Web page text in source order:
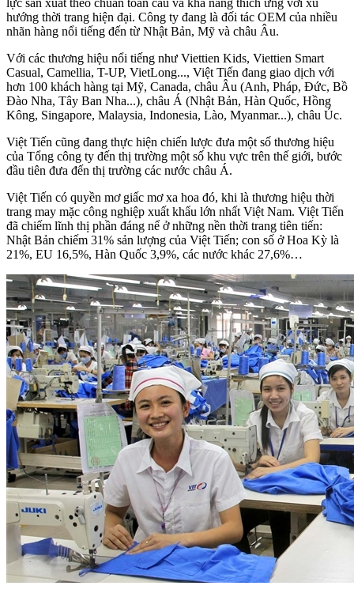
lực sản xuất theo chuẩn toàn cầu và khả năng thích ứng với xu
hướng thời trang hiện đại. Công ty đang là đối tác OEM của nhiều
nhãn hàng nổi tiếng đến từ Nhật Bản, Mỹ và châu Âu.
Với các thương hiệu nổi tiếng như Viettien Kids, Viettien Smart
Casual, Camellia, T-UP, VietLong..., Việt Tiến đang giao dịch với
hơn 100 khách hàng tại Mỹ, Canada, châu Âu (Anh, Pháp, Đức, Bồ
Đào Nha, Tây Ban Nha...), châu Á (Nhật Bản, Hàn Quốc, Hồng
Kông, Singapore, Malaysia, Indonesia, Lào, Myanmar...), châu Úc.
Việt Tiến cũng đang thực hiện chiến lược đưa một số thương hiệu
của Tổng công ty đến thị trường một số khu vực trên thế giới, bước
đầu tiên đưa đến thị trường các nước châu Á.
Việt Tiến có quyền mơ giấc mơ xa hoa đó, khi là thương hiệu thời
trang may mặc công nghiệp xuất khẩu lớn nhất Việt Nam. Việt Tiến
đã chiếm lĩnh thị phần đáng nể ở những nền thời trang tiên tiến:
Nhật Bản chiếm 31% sản lượng của Việt Tiến; con số ở Hoa Kỳ là
21%, EU 16,5%, Hàn Quốc 3,9%, các nước khác 27,6%…